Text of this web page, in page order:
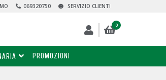
SERVIZIO CLIENTI
069320750
0
PROMOZIONI